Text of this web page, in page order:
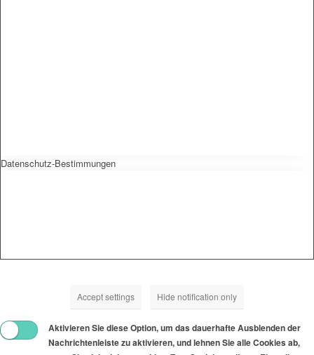
Datenschutz-Bestimmungen
Accept settings Hide notification only
Aktivieren Sie diese Option, um das dauerhafte Ausblenden der
Nachrichtenleiste zu aktivieren, und lehnen Sie alle Cookies ab,